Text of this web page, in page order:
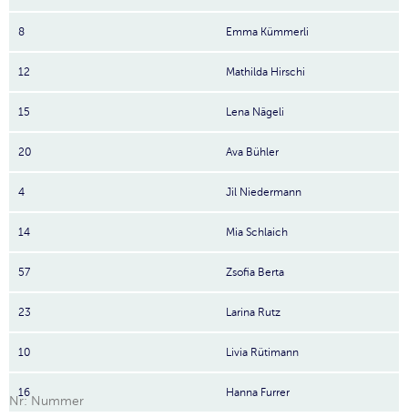
8 Emma Kümmerli
12 Mathilda Hirschi
15 Lena Nägeli
20 Ava Bühler
4 Jil Niedermann
14 Mia Schlaich
57 Zsofia Berta
23 Larina Rutz
10 Livia Rütimann
16 Hanna Furrer
Nr: Nummer